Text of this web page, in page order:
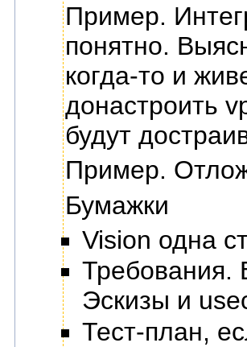
Пример.
понятно.
когда-то и
донастроить
будут
Пример.
Бумажки
Vision одна
Требования.
Эскизы и
Тест-план,